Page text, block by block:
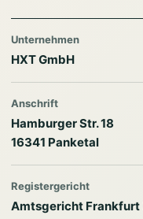
Unternehmen
HXT GmbH
Anschrift
Hamburger Str. 18
16341 Panketal
Registergericht
Amtsgericht Frankfurt